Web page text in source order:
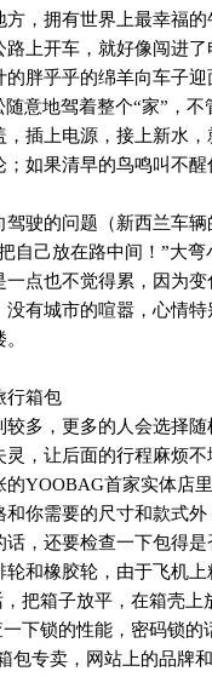
，拥有世界上最幸福
上开车，就好像闯进
胖乎乎的绵羊向车子迎
意地驾着整个“家”，
插上电源，接上新水
如果清早的鸟鸣叫不
驶的问题（新西兰车
自己放在路中间！”大
点也不觉得累，因为
有城市的喧嚣，心情
行箱包
多，更多的人会选择
，让后面的行程麻烦
的YOOBAG首家实体店
你需要的尺寸和款式外
，还要检查一下包得是
和橡胶轮，由于飞机上
把箱子放平，在箱壳
下锁的性能，密码锁的
包专卖，网站上的品牌